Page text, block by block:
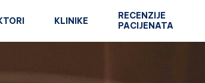
KLINIKE
RECENZIJE
PACIJENATA